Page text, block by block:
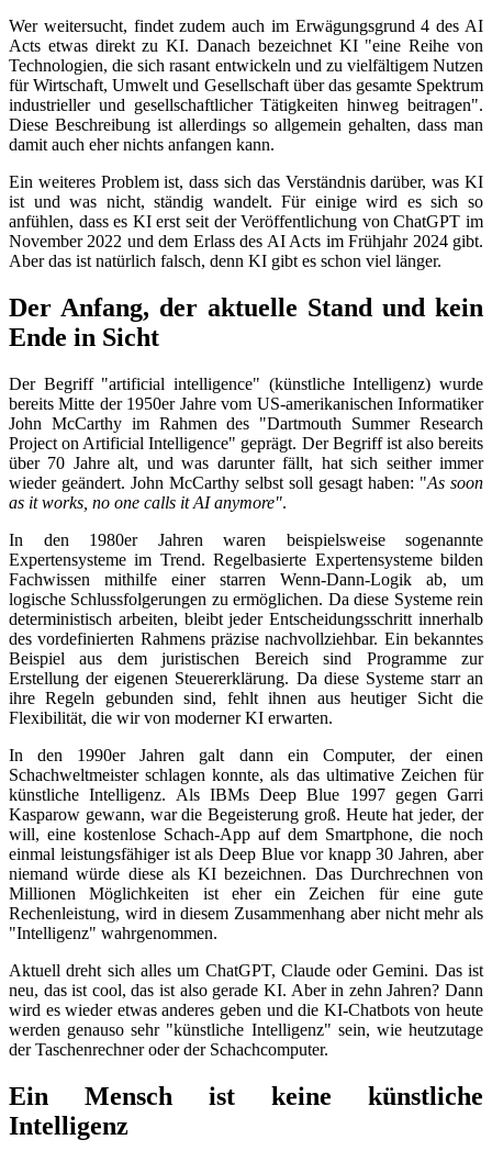
Wer weitersucht, findet zudem auch im Erwägungsgrund 4 des AI
Acts etwas direkt zu KI. Danach bezeichnet KI "eine Reihe von
Technologien, die sich rasant entwickeln und zu vielfältigem Nutzen
für Wirtschaft, Umwelt und Gesellschaft über das gesamte Spektrum
industrieller und gesellschaftlicher Tätigkeiten hinweg beitragen".
Diese Beschreibung ist allerdings so allgemein gehalten, dass man
damit auch eher nichts anfangen kann.
Ein weiteres Problem ist, dass sich das Verständnis darüber, was KI
ist und was nicht, ständig wandelt. Für einige wird es sich so
anfühlen, dass es KI erst seit der Veröffentlichung von ChatGPT im
November 2022 und dem Erlass des AI Acts im Frühjahr 2024 gibt.
Aber das ist natürlich falsch, denn KI gibt es schon viel länger.
Der Anfang, der aktuelle Stand und kein
Ende in Sicht
Der Begriff "artificial intelligence" (künstliche Intelligenz) wurde
bereits Mitte der 1950er Jahre vom US-amerikanischen Informatiker
John McCarthy im Rahmen des "Dartmouth Summer Research
Project on Artificial Intelligence" geprägt. Der Begriff ist also bereits
über 70 Jahre alt, und was darunter fällt, hat sich seither immer
wieder geändert. John McCarthy selbst soll gesagt haben: "As soon
as it works, no one calls it AI anymore".
In den 1980er Jahren waren beispielsweise sogenannte
Expertensysteme im Trend. Regelbasierte Expertensysteme bilden
Fachwissen mithilfe einer starren Wenn-Dann-Logik ab, um
logische Schlussfolgerungen zu ermöglichen. Da diese Systeme rein
deterministisch arbeiten, bleibt jeder Entscheidungsschritt innerhalb
des vordefinierten Rahmens präzise nachvollziehbar. Ein bekanntes
Beispiel aus dem juristischen Bereich sind Programme zur
Erstellung der eigenen Steuererklärung. Da diese Systeme starr an
ihre Regeln gebunden sind, fehlt ihnen aus heutiger Sicht die
Flexibilität, die wir von moderner KI erwarten.
In den 1990er Jahren galt dann ein Computer, der einen
Schachweltmeister schlagen konnte, als das ultimative Zeichen für
künstliche Intelligenz. Als IBMs Deep Blue 1997 gegen Garri
Kasparow gewann, war die Begeisterung groß. Heute hat jeder, der
will, eine kostenlose Schach-App auf dem Smartphone, die noch
einmal leistungsfähiger ist als Deep Blue vor knapp 30 Jahren, aber
niemand würde diese als KI bezeichnen. Das Durchrechnen von
Millionen Möglichkeiten ist eher ein Zeichen für eine gute
Rechenleistung, wird in diesem Zusammenhang aber nicht mehr als
"Intelligenz" wahrgenommen.
Aktuell dreht sich alles um ChatGPT, Claude oder Gemini. Das ist
neu, das ist cool, das ist also gerade KI. Aber in zehn Jahren? Dann
wird es wieder etwas anderes geben und die KI-Chatbots von heute
werden genauso sehr "künstliche Intelligenz" sein, wie heutzutage
der Taschenrechner oder der Schachcomputer.
Ein Mensch ist keine künstliche
Intelligenz